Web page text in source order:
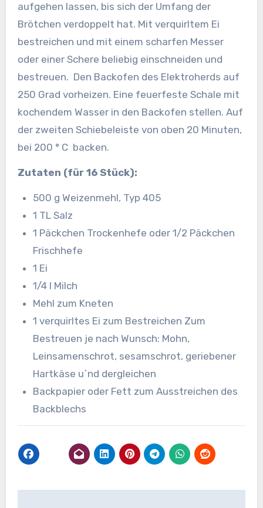
aufgehen lassen, bis sich der Umfang der
Brötchen verdoppelt hat. Mit verquirltem Ei
bestreichen und mit einem scharfen Messer
oder einer Schere beliebig einschneiden und
bestreuen. Den Backofen des Elektroherds auf
250 Grad vorheizen. Eine feuerfeste Schale mit
kochendem Wasser in den Backofen stellen. Auf
der zweiten Schiebeleiste von oben 20 Minuten,
bei 200 ° C backen.
Zutaten (für 16 Stück):
500 g Weizenmehl, Typ 405
1 TL Salz
1 Päckchen Trockenhefe oder 1/2 Päckchen
Frischhefe
1 Ei
1/4 l Milch
Mehl zum Kneten
1 verquirltes Ei zum Bestreichen Zum
Bestreuen je nach Wunsch: Mohn,
Leinsamenschrot, sesamschrot, geriebener
Hartkäse u´nd dergleichen
Backpapier oder Fett zum Ausstreichen des
Backblechs